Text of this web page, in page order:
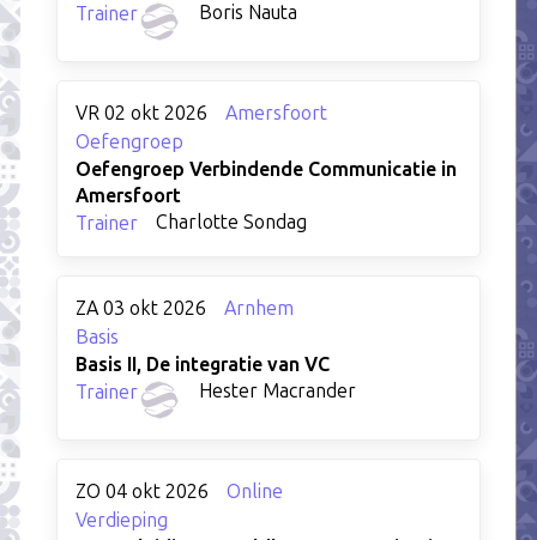
Trainer
Boris Nauta
VR 02 okt 2026
Amersfoort
Oefengroep
Oefengroep Verbindende Communicatie in
Amersfoort
Trainer
Charlotte Sondag
ZA 03 okt 2026
Arnhem
Basis
Basis II, De integratie van VC
Trainer
Hester Macrander
ZO 04 okt 2026
Online
Verdieping